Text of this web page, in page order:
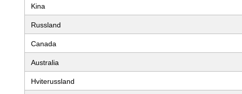
Kina
Russland
Canada
Australia
Hviterussland